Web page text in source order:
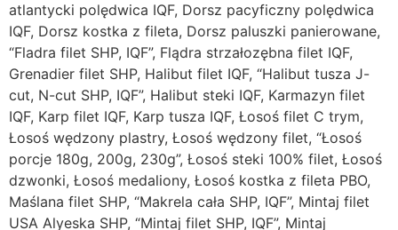
atlantycki polędwica IQF, Dorsz pacyficzny polędwica
IQF, Dorsz kostka z fileta, Dorsz paluszki panierowane,
“Fladra filet SHP, IQF”, Flądra strzałozębna filet IQF,
Grenadier filet SHP, Halibut filet IQF, “Halibut tusza J-
cut, N-cut SHP, IQF”, Halibut steki IQF, Karmazyn filet
IQF, Karp filet IQF, Karp tusza IQF, Łosoś filet C trym,
Łosoś wędzony plastry, Łosoś wędzony filet, “Łosoś
porcje 180g, 200g, 230g”, Łosoś steki 100% filet, Łosoś
dzwonki, Łosoś medaliony, Łosoś kostka z fileta PBO,
Maślana filet SHP, “Makrela cała SHP, IQF”, Mintaj filet
USA Alyeska SHP, “Mintaj filet SHP, IQF”, Mintaj